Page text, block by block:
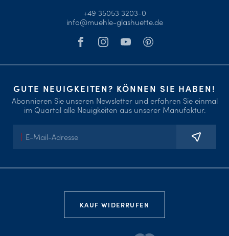
+49 35053 3203-0
info@muehle-glashuette.de
GUTE NEUIGKEITEN? KÖNNEN SIE HABEN!
Abonnieren Sie unseren Newsletter und erfahren Sie einmal
im Quartal alle Neuigkeiten aus unserer Manufaktur.
Mail-
KAUF WIDERRUFEN